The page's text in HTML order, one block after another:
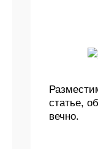
статье,
вечно.